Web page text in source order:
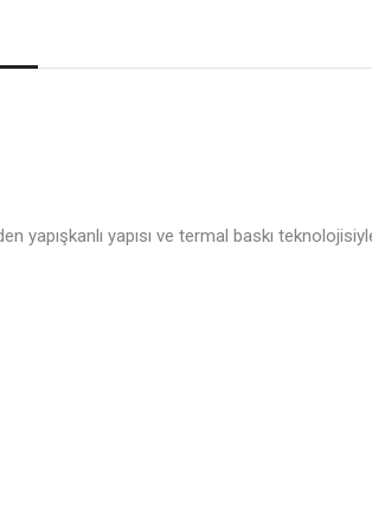
yapısı ve termal baskı teknolojisiyle